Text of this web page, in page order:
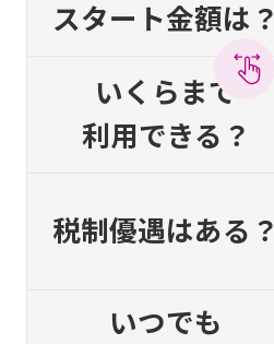
スタート金額は？
いくらまで
利用できる？
税制優遇はある？
いつでも